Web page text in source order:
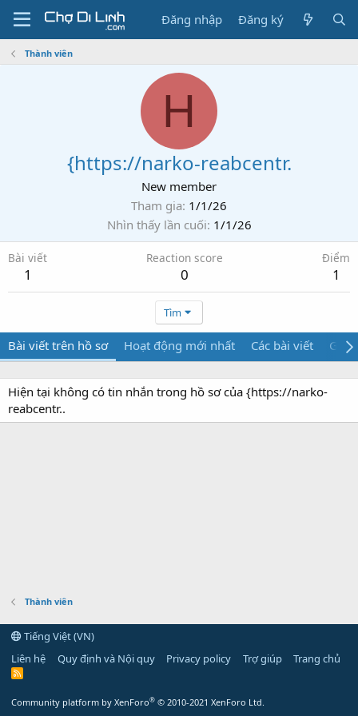
Đăng nhập Đăng ký
Thành viên
H
{https://narko-reabcentr.
New member
Tham gia 1/1/26
Nhìn thấy lần cuối 1/1/26
Bài viết
1
Reaction score
0
Điểm
1
Tìm
Bài viết trên hồ sơ Hoạt động mới nhất Các bài viết Giới
Hiện tại không có tin nhắn trong hồ sơ của {https://narko-
reabcentr..
Thành viên
Tiếng Việt (VN)
Liên hệ
Quy định và Nội quy Privacy policy Trợ giúp Trang chủ
R
Community platform by XenForo® © 2010-2021 XenForo Ltd.